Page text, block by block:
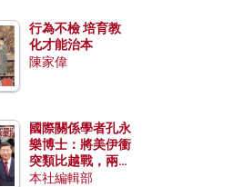
行為不檢 培育教
化才能治本
陳家偉
國際關係學者孔永
樂博士：將美伊衝
突類比越戰，兩者
有何異同？中國崛
本社編輯部